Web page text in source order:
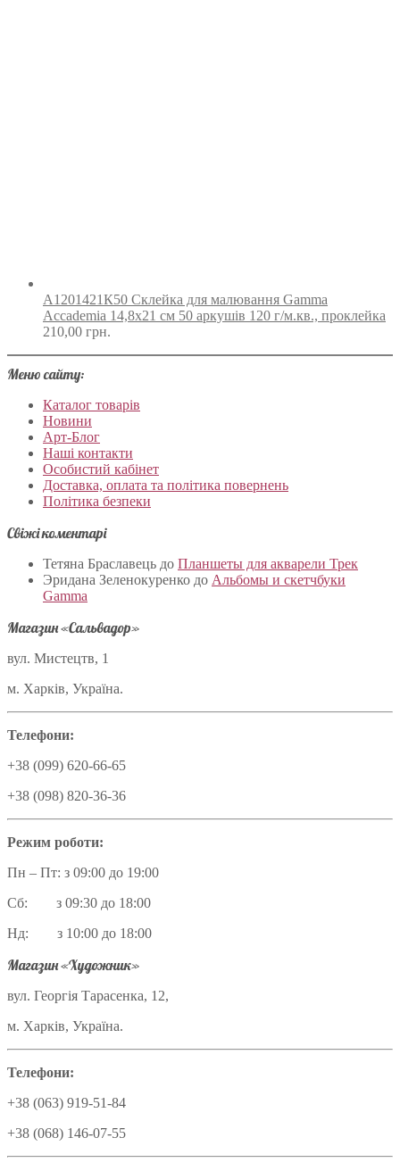
А1201421К50 Склейка для малювання Gamma
Accademia 14,8х21 см 50 аркушів 120 г/м.кв., проклейка
210,00 грн.
Меню сайту:
Каталог товарів
Новини
Арт-Блог
Наші контакти
Особистий кабінет
Доставка, оплата та політика повернень
Політика безпеки
Свіжі коментарі
Тетяна Браславець до Планшеты для акварели Трек
Эридана Зеленокуренко до Альбомы и скетчбуки
Gamma
Магазин «Сальвадор»
вул. Мистецтв, 1
м. Харків, Україна.
Телефони:
+38 (099) 620-66-65
+38 (098) 820-36-36
Режим роботи:
Пн – Пт: з 09:00 до 19:00
Сб: з 09:30 до 18:00
Нд: з 10:00 до 18:00
Магазин «Художник»
вул. Георгія Тарасенка, 12,
м. Харків, Україна.
Телефони:
+38 (063) 919-51-84
+38 (068) 146-07-55